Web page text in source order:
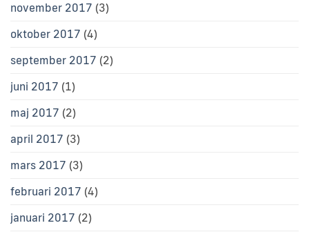
november 2017 (3)
oktober 2017 (4)
september 2017 (2)
juni 2017 (1)
maj 2017 (2)
april 2017 (3)
mars 2017 (3)
februari 2017 (4)
januari 2017 (2)